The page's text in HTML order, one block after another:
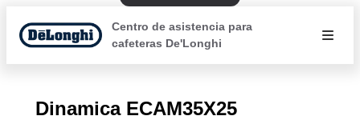
Centro de asistencia para
cafeteras De'Longhi
Dinamica ECAM35X25